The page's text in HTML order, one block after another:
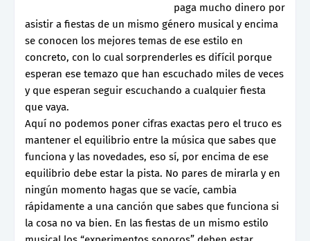
paga mucho dinero por
asistir a fiestas de un mismo género musical y encima
se conocen los mejores temas de ese estilo en
concreto, con lo cual sorprenderles es difícil porque
esperan ese temazo que han escuchado miles de veces
y que esperan seguir escuchando a cualquier fiesta
que vaya.
Aquí no podemos poner cifras exactas pero el truco es
mantener el equilibrio entre la música que sabes que
funciona y las novedades, eso sí, por encima de ese
equilibrio debe estar la pista. No pares de mirarla y en
ningún momento hagas que se vacíe, cambia
rápidamente a una canción que sabes que funciona si
la cosa no va bien. En las fiestas de un mismo estilo